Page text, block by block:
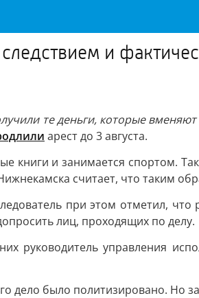
и
те деньги, которые
арест до 3 августа.
книги и занимается спортом.
считает, что таким
при этом отметил,
лиц, проходящих по делу.
руководитель управления
дело было политизировано. Но